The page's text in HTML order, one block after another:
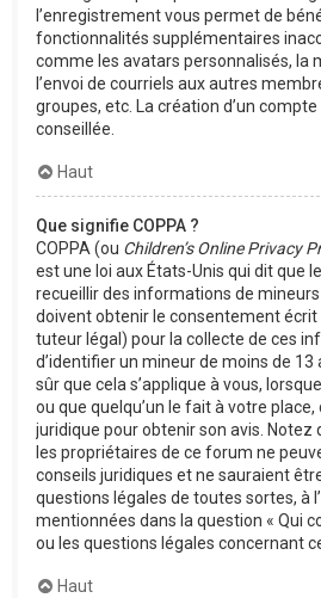
l’enregistrement vous permet de
fonctionnalités supplémentaires
comme les avatars personnalisés, la
l’envoi de courriels aux autres
groupes, etc. La création d’un
conseillée.
Haut
Que signifie COPPA ?
COPPA (ou Children’s Online Privacy
est une loi aux États-Unis qui dit que
recueillir des informations de
doivent obtenir le consentement écrit
tuteur légal) pour la collecte de ces
d’identifier un mineur de moins de 13
sûr que cela s’applique à vous,
ou que quelqu’un le fait à votre
juridique pour obtenir son avis. Notez
les propriétaires de ce forum ne
conseils juridiques et ne sauraient
questions légales de toutes sortes, à
mentionnées dans la question « Qui
ou les questions légales concernant
Haut